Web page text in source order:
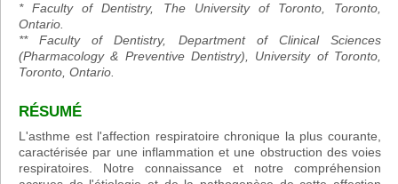
* Faculty of Dentistry, The University of Toronto, Toronto,
Ontario.
** Faculty of Dentistry, Department of Clinical Sciences
(Pharmacology & Preventive Dentistry), University of Toronto,
Toronto, Ontario.
RÉSUMÉ
L'asthme est l'affection respiratoire chronique la plus courante,
caractérisée par une inflammation et une obstruction des voies
respiratoires. Notre connaissance et notre compréhension